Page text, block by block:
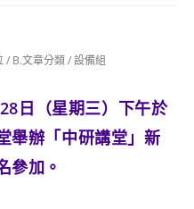
/ B.文章分類/設備組
日（星期三）下午於
舉辦「中研講堂」新
參加。